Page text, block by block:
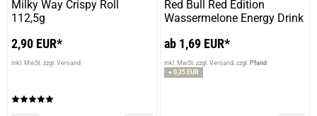
Milky Way Crispy Roll
112,5g
2,90 EUR*
inkl. MwSt. zzgl. Versand
Red Bull Red Edition
Wassermelone Energy Drink
ab 1,69 EUR*
inkl. MwSt. zzgl. Versand zzgl.
Pfand
+ 0,25 EUR